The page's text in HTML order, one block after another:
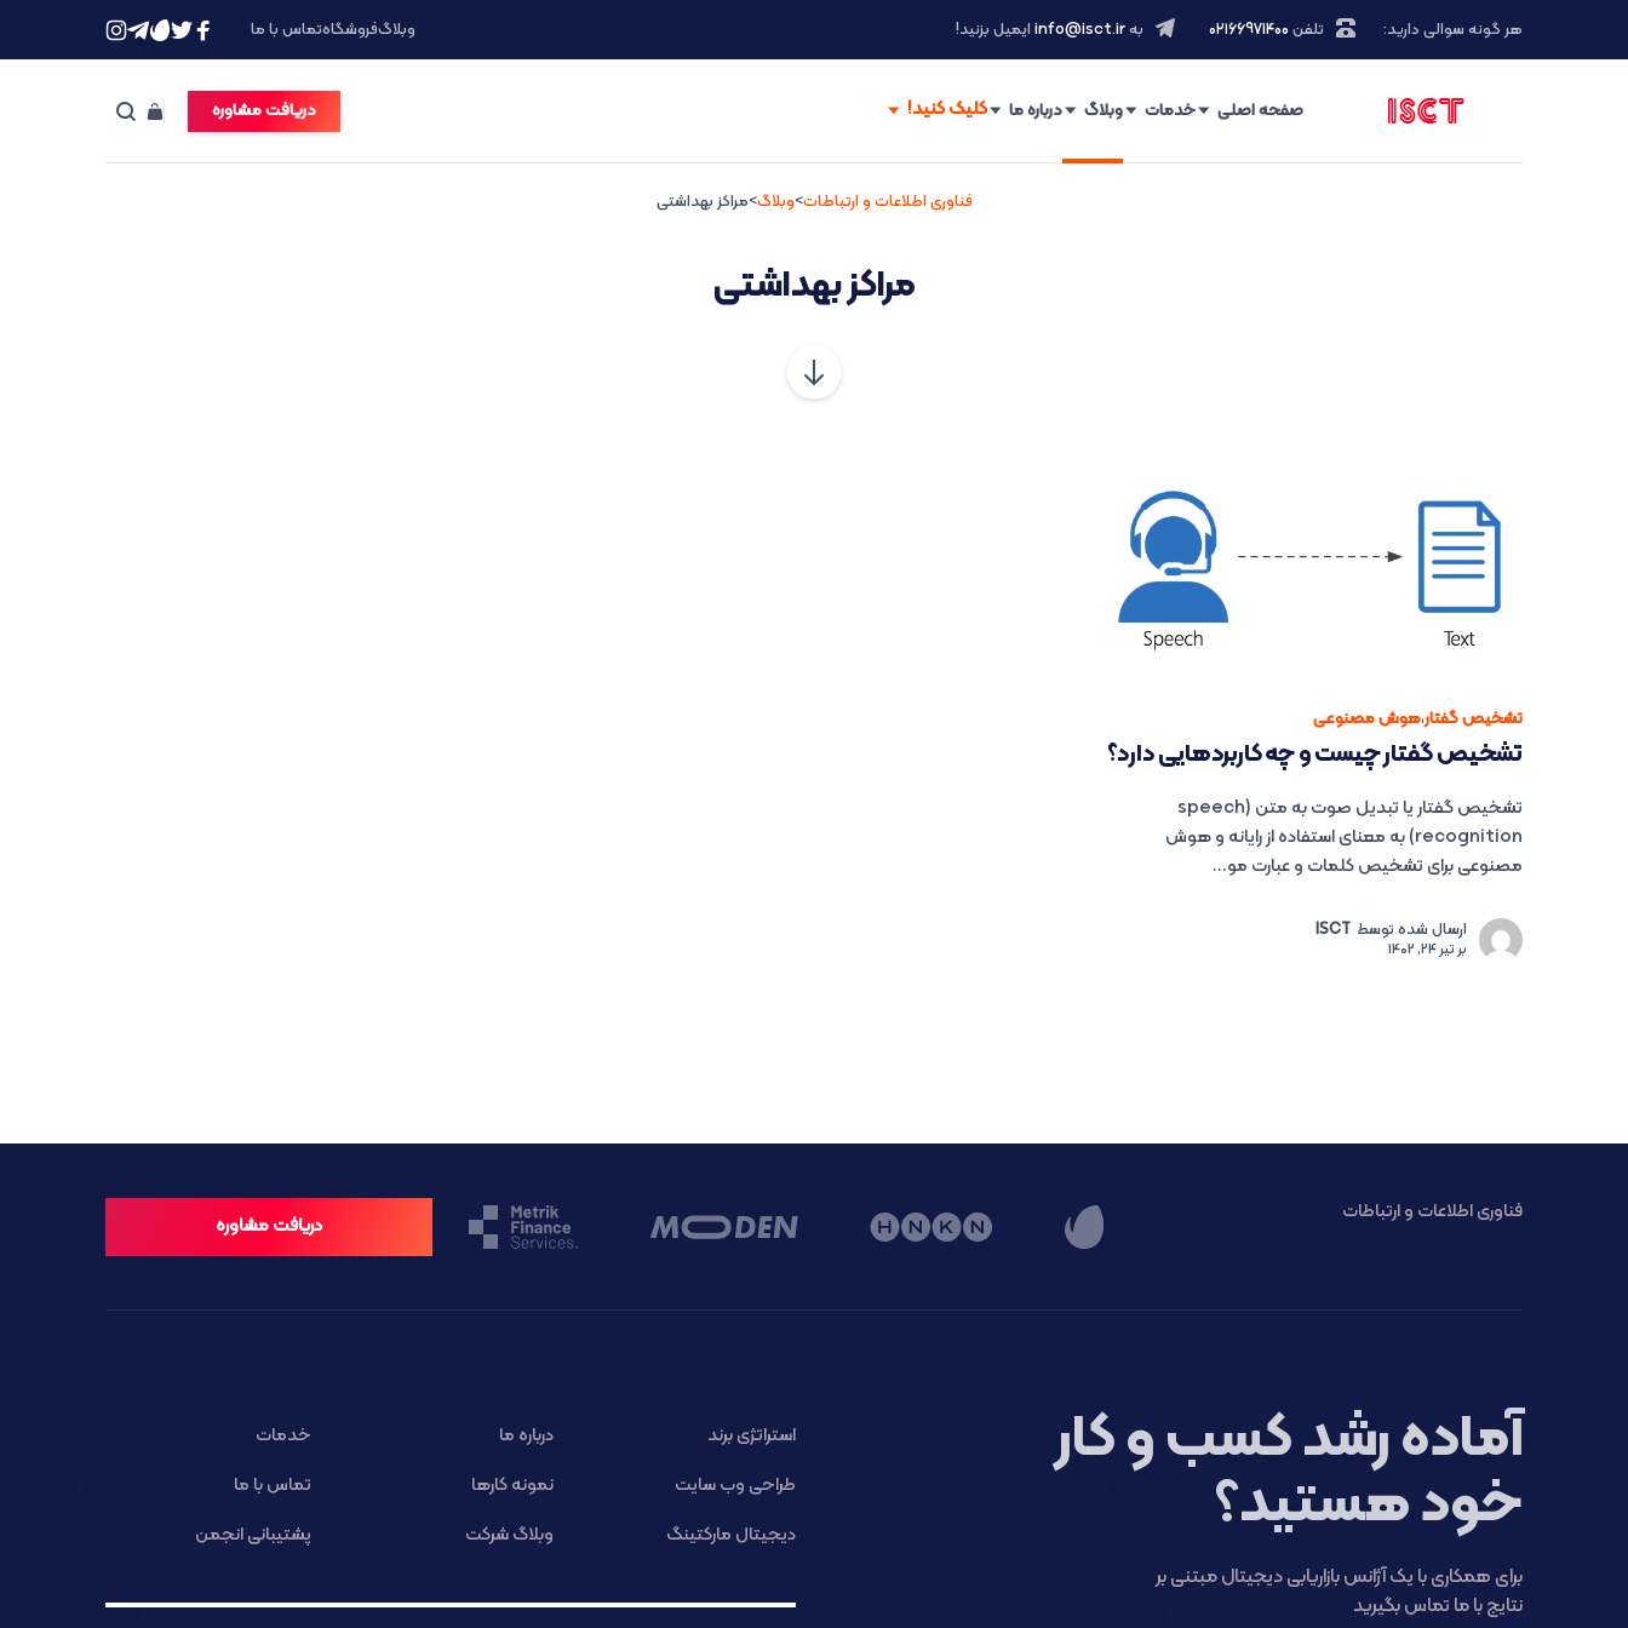
هر گونه سوالی دارید: تلفن ۰۲۱66971400 بهinfo@isct.ir ایمیل بزنید! وبلاگفروشگاهتماس با ما
صفحه اصلی خدمات وبلاگ درباره ما دریافت مشاوره
فناوری اطلاعات و ارتباطات>وبلاگ>مراکز بهداشتی
مراکز بهداشتی
تشخیص گفتار،هوش مصنوعی
تشخیص گفتار چیست و چه کاربردهایی دارد؟
تشخیص گفتار یا تبدیل صوت به متن (speech
recognition) به معنای استفاده از رایانه و هوش
مصنوعی برای تشخیص کلمات و عبارت مو...
ارسال شده توسط ISCT
برتیر 24, 1402
فناوری اطلاعات و ارتباطات
دریافت مشاوره
آماده رشد کسب و کار
خود هستید؟
برای همکاری با یک آژانس بازاریابی دیجیتال مبتنی بر
نتایج با ما تماس بگیرید
استراتژی برند درباره ما
خدمات
طراحی وب سایت
نمونه کارها
تماس با ما
دیجیتال مارکتینگ
وبلاگ شرکت پشتیبانی انجمن